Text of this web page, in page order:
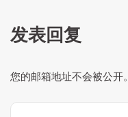
发表回复
您的邮箱地址不会被公开。